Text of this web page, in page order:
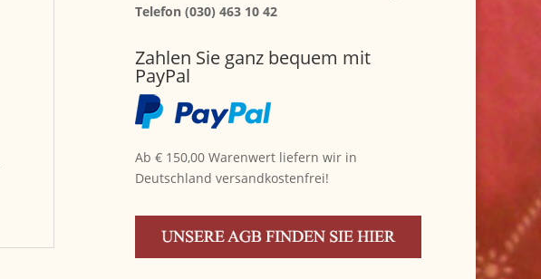
Telefon (030) 463 10 42
Zahlen Sie ganz bequem mit
PayPal
Ab € 150,00 Warenwert liefern wir in
Deutschland versandkostenfrei!